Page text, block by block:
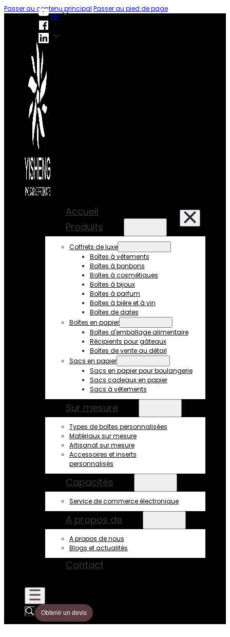
Passer au contenu principal Passer au pied de page
FR
Accueil
Produits
Coffrets de luxe
Boîtes à vêtements
Boîtes à bonbons
Boîtes à cosmétiques
Boîtes à bijoux
Boîtes à parfum
Boîtes à bière et à vin
Boîtes de dates
Boîtes en papier
Boîtes d'emballage alimentaire
Récipients pour gâteaux
Boîtes de vente au détail
Sacs en papier
Sacs en papier pour boulangerie
Sacs cadeaux en papier
Sacs à vêtements
Sur mesure
Types de boîtes personnalisées
Matériaux sur mesure
Artisanat sur mesure
Accessoires et inserts
personnalisés
Capacités
Service de commerce électronique
A propos de
A propos de nous
Blogs et actualités
Contact
Obtenir un devis